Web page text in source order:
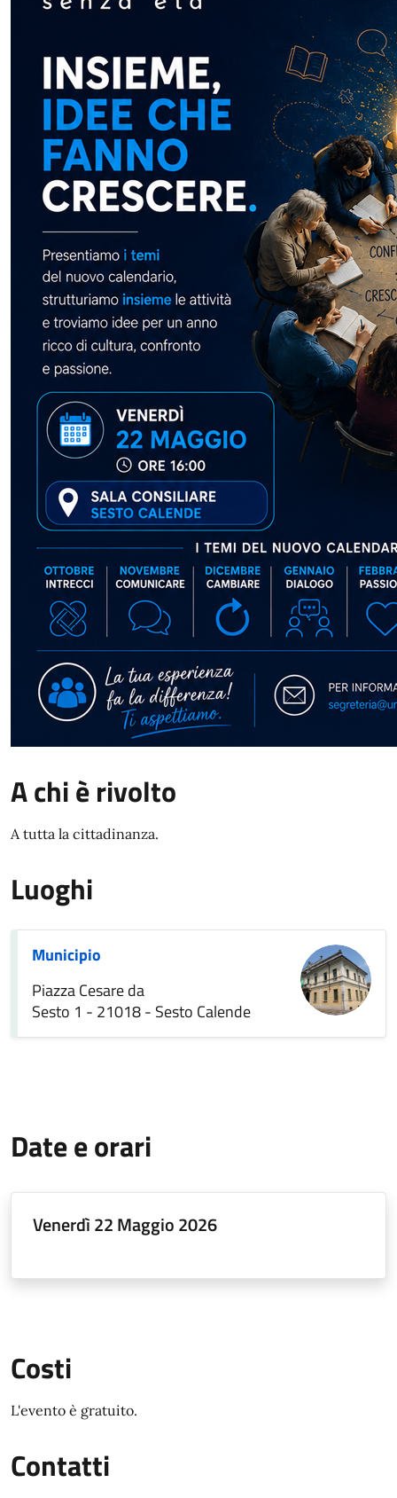
A chi è rivolto
A tutta la cittadinanza.
Luoghi
Municipio
Piazza Cesare da
Sesto 1 - 21018 - Sesto Calende
Date e orari
Venerdì 22 Maggio 2026
Costi
L'evento è gratuito.
Contatti